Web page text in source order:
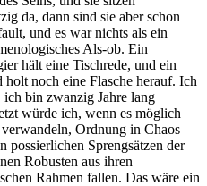
da, dann sind sie aber schon
und es war nichts als ein
Als-ob. Ein
hält eine Tischrede, und ein
noch eine Flasche herauf. Ich
bin zwanzig Jahre lang
würde ich, wenn es möglich
Ordnung in Chaos
possierlichen Sprengsätzen der
Robusten aus ihren
Rahmen fallen. Das wäre ein